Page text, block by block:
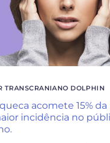
TRANSCRANIANO DOLPHIN
acomete 15%
incidência no